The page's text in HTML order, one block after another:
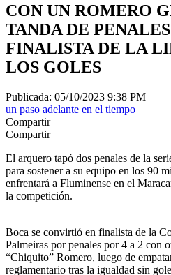
CON UN ROMERO
TANDA DE
FINALISTA DE LA
LOS GOLES
Publicada: 05/10/2023 9:38 PM
un paso adelante en el tiempo
Compartir
Compartir
El arquero tapó dos penales de la
para sostener a su equipo en los 90
enfrentará a Fluminense en el
la competición.
Boca se convirtió en finalista de la
Palmeiras por penales por 4 a 2 con
“Chiquito” Romero, luego de
reglamentario tras la igualdad sin